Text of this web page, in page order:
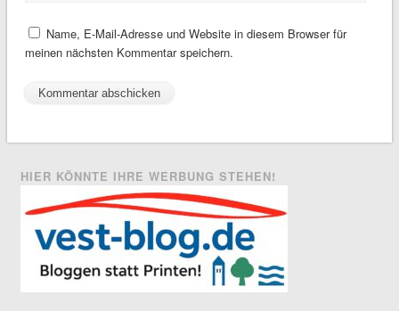
Name, E-Mail-Adresse und Website in diesem Browser für
meinen nächsten Kommentar speichern.
HIER KÖNNTE IHRE WERBUNG STEHEN!